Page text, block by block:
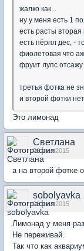
жалко как...
ну у меня есть 1
есть расты вторая
есть пёрпл дес, -
фиолетовая что
фруит лупс отсажу.
третья фотка не
и второй фотки
Это лимонад
Светлана
06 июл 2015
а на второй фотке
sobolyavka
06 июл 2015
Лимонад у меня
Не переживай.
Так что как